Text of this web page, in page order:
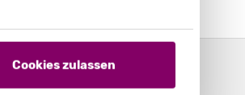
Cookies zulassen